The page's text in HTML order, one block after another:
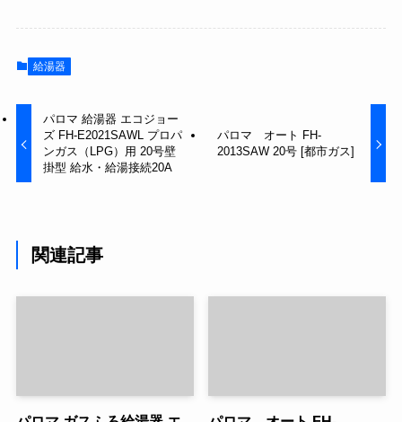
給湯器
パロマ 給湯器 エコジョー
ズ FH-E2021SAWL プロパ
ンガス（LPG）用 20号壁
掛型 給水・給湯接続20A
パロマ オート FH-
2013SAW 20号 [都市ガス]
関連記事